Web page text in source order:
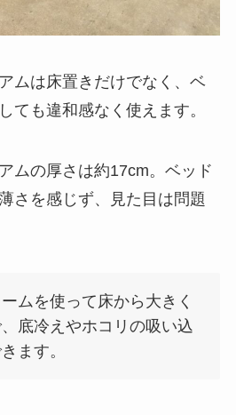
ムは床置きだけでなく、ベ
ても違和感なく使えます。
ムの厚さは約17cm。ベッド
さを感じず、見た目は問題
ムを使って床から大きく
底冷えやホコリの吸い込
ます。